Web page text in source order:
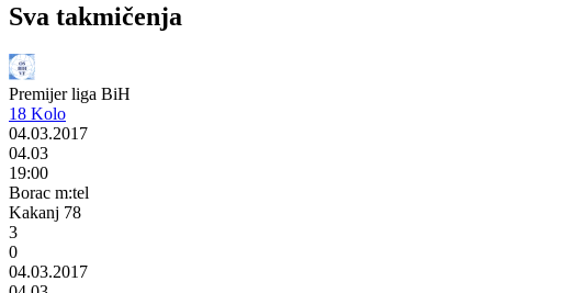
Sva takmičenja
Premijer liga BiH
18 Kolo
04.03.2017
04.03
19:00
Borac m:tel
Kakanj 78
3
0
04.03.2017